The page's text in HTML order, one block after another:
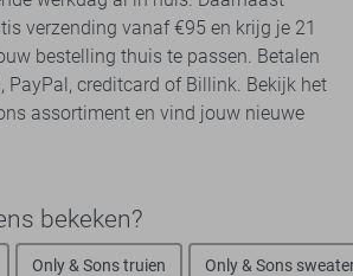
verzending vanaf €95 en krijg je 21
bestelling thuis te passen. Betalen
PayPal, creditcard of Billink. Bekijk het
assortiment en vind jouw nieuwe
bekeken?
Only & Sons truien Only & Sons